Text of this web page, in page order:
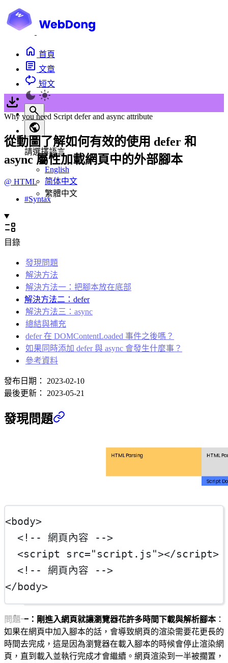
首頁
文章
短文
請選擇語言
English
简体中文
繁體中文
Why you need Script defer and async attribute
從動圖了解如何有效的使用 defer 和
async 屬性加載網頁中的外部腳本
@ HTML
#Syntax
目錄
發現問題
解決方法
解決方法一：把腳本放在底部
解決方法二：defer
解決方法三：async
總結與補充
defer 在 DOMContentLoaded 事件之後嗎？
如果同時添加 defer 與 async 會發生什麼事？
參考資料
發布日期： 2023-02-10
最後更新：
2023-05-21
發現問題
<body>
<!-- 網頁內容 -->
  <
script src="script.js"></script>
<!-- 網頁內容 -->
</body>
問題一：剛進入網頁就讓瀏覽器花許多時間下載與解析腳本：
如果在網頁中加入腳本的話，會導致網頁的渲染需要花更長的
時間去完成，這是因為瀏覽器在載入腳本的時候會停止渲染網
頁，直到載入並執行完成才會繼續。網頁渲染到一半被擱置，